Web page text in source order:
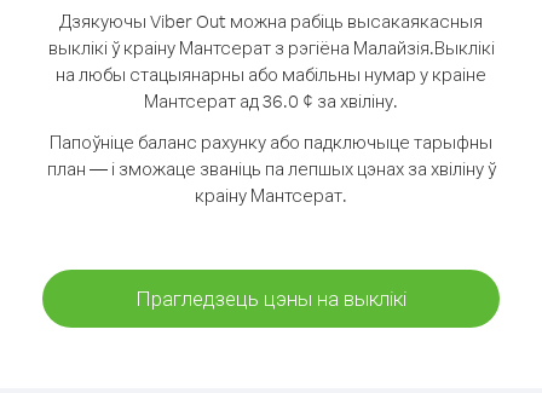
Дзякуючы Viber Out можна рабіць высакаякасныя
выклікі ў краіну Мантсерат з рэгіёна Малайзія.Выклікі
на любы стацыянарны або мабільны нумар у краіне
Мантсерат ад 36.0 ¢ за хвіліну.
Папоўніце баланс рахунку або падключыце тарыфны
план — і зможаце званіць па лепшых цэнах за хвіліну ў
краіну Мантсерат.
Прагледзець цэны на выклікі